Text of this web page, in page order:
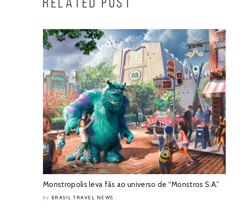
RELATED POST
Monstropolis leva fãs ao universo de “Monstros S.A.”
by BRASIL TRAVEL NEWS